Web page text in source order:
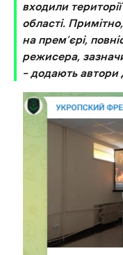
входили
області.
на прем’єрі,
режисера,
– додають автори